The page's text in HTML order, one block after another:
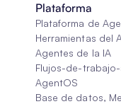
Plataforma
Plataforma de
Herramientas del
Agentes de la IA
Flujos-de-
AgentOS
Base de datos,